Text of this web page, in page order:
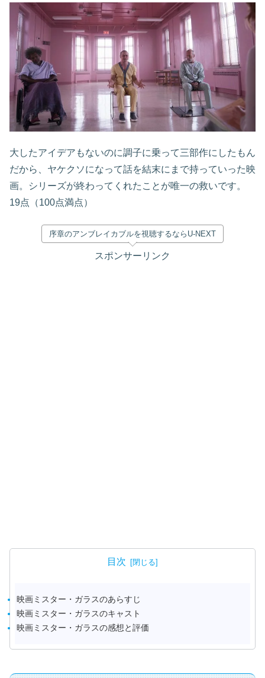
大したアイデアもないのに調子に乗って三部作にしたもん
だから、ヤケクソになって話を結末にまで持っていった映
画。シリーズが終わってくれたことが唯一の救いです。
19点（100点満点）
序章のアンブレイカブルを視聴するならU-NEXT
スポンサーリンク
目次
映画ミスター・ガラスのあらすじ
映画ミスター・ガラスのキャスト
映画ミスター・ガラスの感想と評価